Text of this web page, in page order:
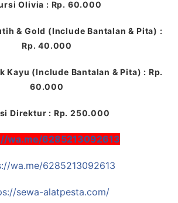
Olivia : Rp. 60.000
& Gold (Include Bantalan & Pita) :
Rp. 40.000
Kayu (Include Bantalan & Pita) : Rp.
60.000
Direktur : Rp. 250.000
wa.me/6285213092613
wa.me/6285213092613
sewa-alatpesta.com/